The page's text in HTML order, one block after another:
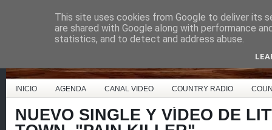
Country Music España
INICIO AGENDA CANAL VIDEO COUNTRY RADIO
NUEVO SINGLE Y VÍDEO DE
This site uses cookies from Google to deliver its
are shared with Google along with performance
statistics, and to detect and address abuse.